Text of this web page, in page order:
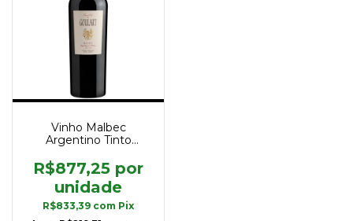
Vinho Malbec
Argentino Tinto
Single Vineyard 2009
750 ml
R$877,25
R$833,39 com Pix